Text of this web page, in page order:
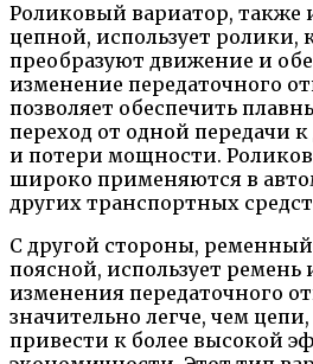
Роликовый вариатор, также
цепной, использует ролики,
преобразуют движение и
изменение передаточного
позволяет обеспечить
переход от одной передачи
и потери мощности.
широко применяются в
других транспортных
С другой стороны,
поясной, использует
изменения передаточного
значительно легче, чем
привести к более высокой